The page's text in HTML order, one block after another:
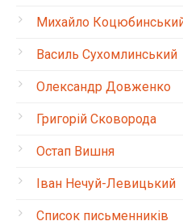
Михайло
Василь Сухомлинський
Олександр Довженко
Григорій Сковорода
Остап Вишня
Іван Нечуй-Левицький
Список письменників